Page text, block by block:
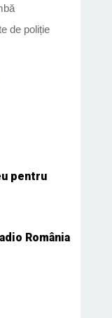
de poliție
pentru
România